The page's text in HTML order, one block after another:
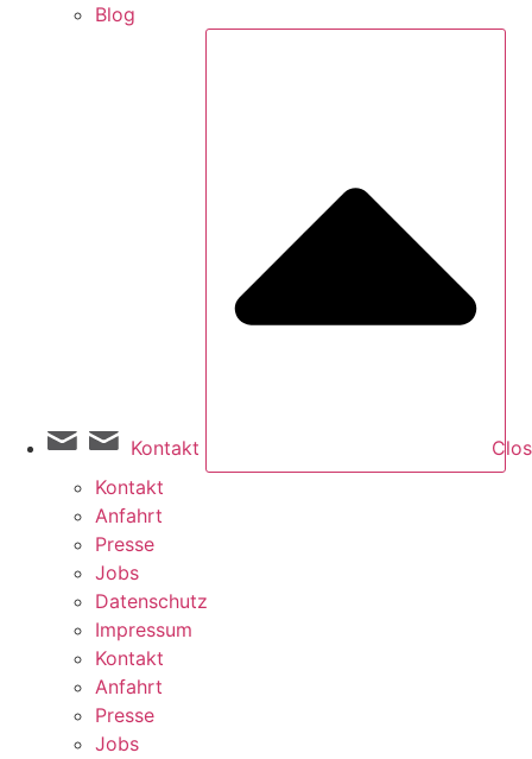
Blog
Kontakt
Kontakt
Anfahrt
Presse
Jobs
Datenschutz
Impressum
Kontakt
Anfahrt
Presse
Jobs